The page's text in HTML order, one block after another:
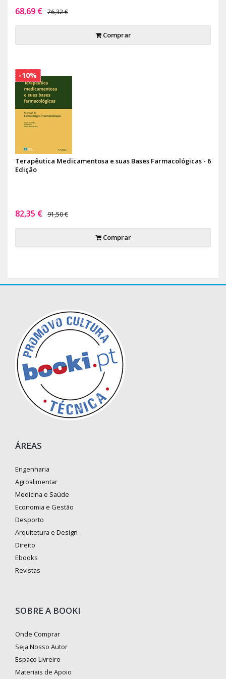
68,69 € 76,32 €
Comprar
Terapêutica Medicamentosa e suas Bases Farmacológicas - 6
Edição
82,35 € 91,50 €
Comprar
-10%
ÁREAS
Engenharia
Agroalimentar
Medicina e Saúde
Economia e Gestão
Desporto
Arquitetura e Design
Direito
Ebooks
Revistas
SOBRE A BOOKI
Onde Comprar
Seja Nosso Autor
Espaço Livreiro
Materiais de Apoio